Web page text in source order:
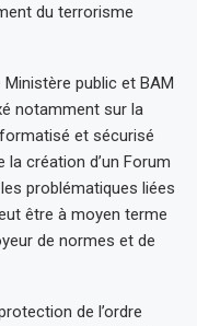
du terrorisme
public et BAM
notamment sur la
et sécurisé
la création d’un Forum
problématiques liées
être à moyen terme
de normes et de
de l’ordre